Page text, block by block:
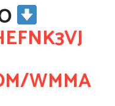
WMMA